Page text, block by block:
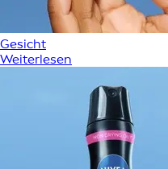
Gesicht
Weiterlesen